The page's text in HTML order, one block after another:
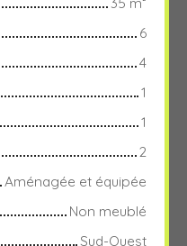
6
4
1
1
2
Aménagée et équipée
Non meublé
Sud-Ouest